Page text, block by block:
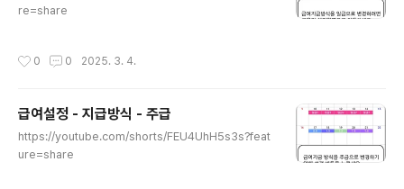
re=share
0 0 2025. 3. 4.
급여설정 - 지급방식 - 주급
https://youtube.com/shorts/FEU4UhH5s3s?feat
ure=share